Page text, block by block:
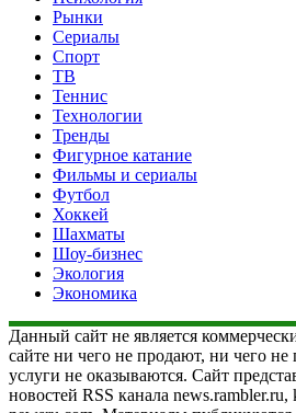
Рынки
Сериалы
Спорт
ТВ
Теннис
Технологии
Тренды
Фигурное катание
Фильмы и сериалы
Футбол
Хоккей
Шахматы
Шоу-бизнес
Экология
Экономика
Данный сайт не является
сайте ни чего не продают, ни чего
услуги не оказываются. Сайт
новостей RSS канала news.rambler.ru,